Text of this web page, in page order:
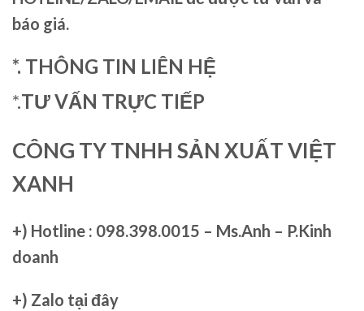
báo giá.
*. THÔNG TIN LIÊN HỆ
*.TƯ VẤN TRỰC TIẾP
CÔNG TY TNHH SẢN XUẤT VIỆT
XANH
+) Hotline : 098.398.0015 – Ms.Anh – P.Kinh
doanh
+) Zalo tại đây